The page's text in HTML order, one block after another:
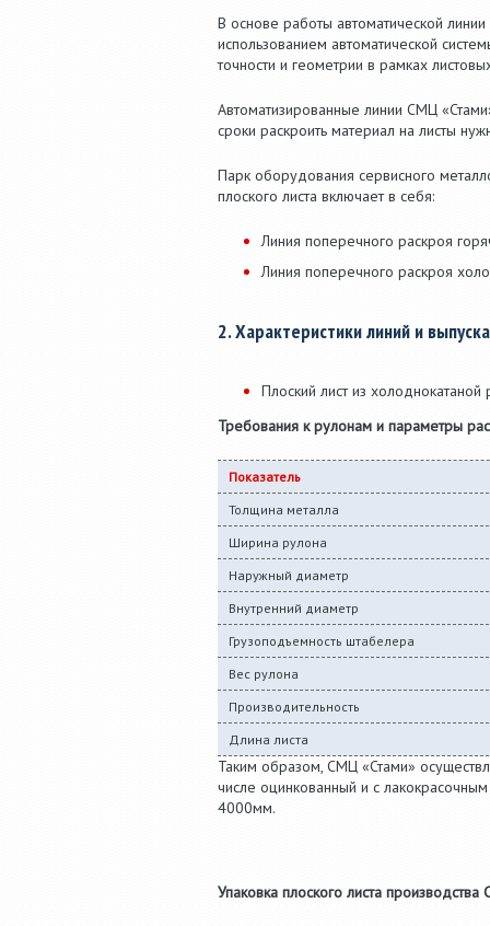
В основе работы автоматической
использованием автоматической
точности и геометрии в рамках
Автоматизированные линии СМЦ
сроки раскроить материал на листы
Парк оборудования сервисного
плоского листа включает в себя:
Линия поперечного раскроя
Линия поперечного раскроя
2. Характеристики линий и
Плоский лист из холоднокатаной
Требования к рулонам и параметры
Показатель
Толщина металла
Ширина рулона
Наружный диаметр
Внутренний диаметр
Грузоподъемность штабелера
Вес рулона
Производительность
Длина листа
Таким образом, СМЦ «Стами»
числе оцинкованный и с
4000мм.
Упаковка плоского листа